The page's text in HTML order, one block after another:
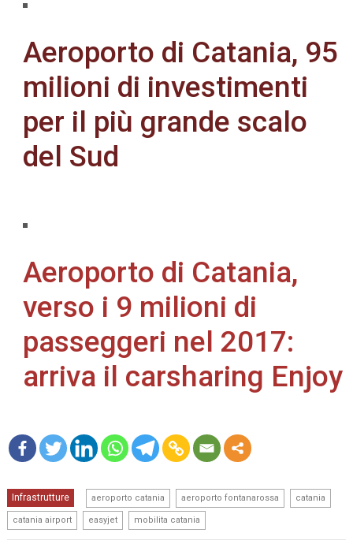
Aeroporto di Catania, 95
milioni di investimenti
per il più grande scalo
del Sud
Aeroporto di Catania,
verso i 9 milioni di
passeggeri nel 2017:
arriva il carsharing Enjoy
re
Infrastrutture aeroporto catania aeroporto fontanarossa catania
catania airport easyjet mobilita catania